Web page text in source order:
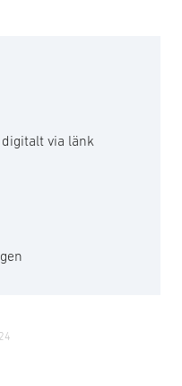
via länk